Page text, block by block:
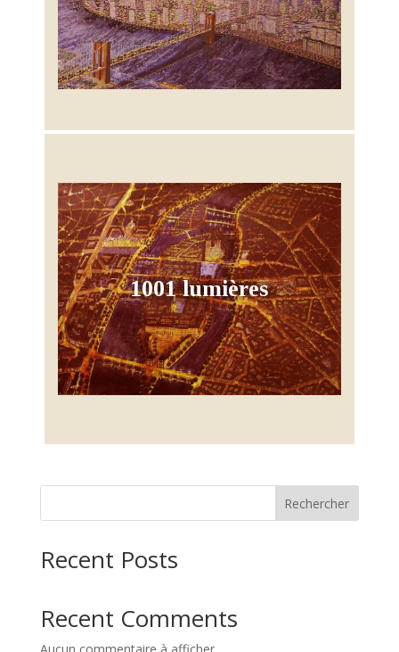
1001 lumières
Rechercher
Recent Posts
Recent Comments